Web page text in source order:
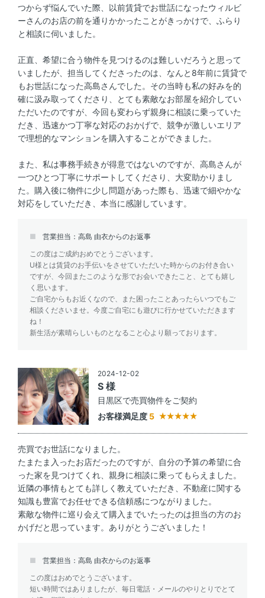
つからず悩んでいた際、以前賃貸でお世話になったウィルビ
ーさんのお店の前を通りかかったことがきっかけで、ふらり
と相談に伺いました。
正直、希望に合う物件を見つけるのは難しいだろうと思って
いましたが、担当してくださったのは、なんと8年前に賃貸で
もお世話になった高島さんでした。その当時も私の好みを的
確に汲み取ってくださり、とても素敵なお部屋を紹介してい
ただいたのですが、今回も変わらず親身に相談に乗っていた
だき、迅速かつ丁寧な対応のおかげで、競争が激しいエリア
で理想的なマンションを購入することができました。
また、私は事務手続きが得意ではないのですが、高島さんが
一つひとつ丁寧にサポートしてくださり、大変助かりまし
た。購入後に物件に少し問題があった際も、迅速で細やかな
対応をしていただき、本当に感謝しています。
営業担当：高島 由衣からのお返事
この度はご成約おめでとうございます。
U様とは賃貸のお手伝いをさせていただいた時からのお付き合い
ですが、今回またこのような形でお会いできたこと、とても嬉し
く思います。
ご自宅からもお近くなので、また困ったことあったらいつでもご
相談くださいませ。今度ご自宅にも遊びに行かせていただきます
ね！
新生活が素晴らしいものとなること心より願っております。
2024-12-02
S 様
目黒区で売買物件をご契約
お客様満足度 5
売買でお世話になりました。
たまたま入ったお店だったのですが、自分の予算の希望に合
った家を見つけてくれ、親身に相談に乗ってもらえました。
近隣の事情もとても詳しく教えていただき、不動産に関する
知識も豊富でお任せできる信頼感につながりました。
素敵な物件に巡り会えて購入までいたったのは担当の方のお
かげだと思っています。ありがとうございました！
営業担当：高島 由衣からのお返事
この度はおめでとうございます。
短い時間ではありましたが、毎日電話・メールのやりとりでとて